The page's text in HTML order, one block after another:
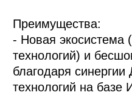
Преимущества:
- Новая экосистема
технологий) и
благодаря
технологий на базе